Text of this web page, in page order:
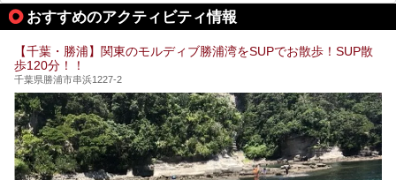
おすすめのアクティビティ情報
【千葉・勝浦】関東のモルディブ勝浦湾をSUPでお散歩！SUP散
歩120分！！
千葉県勝浦市串浜1227-2